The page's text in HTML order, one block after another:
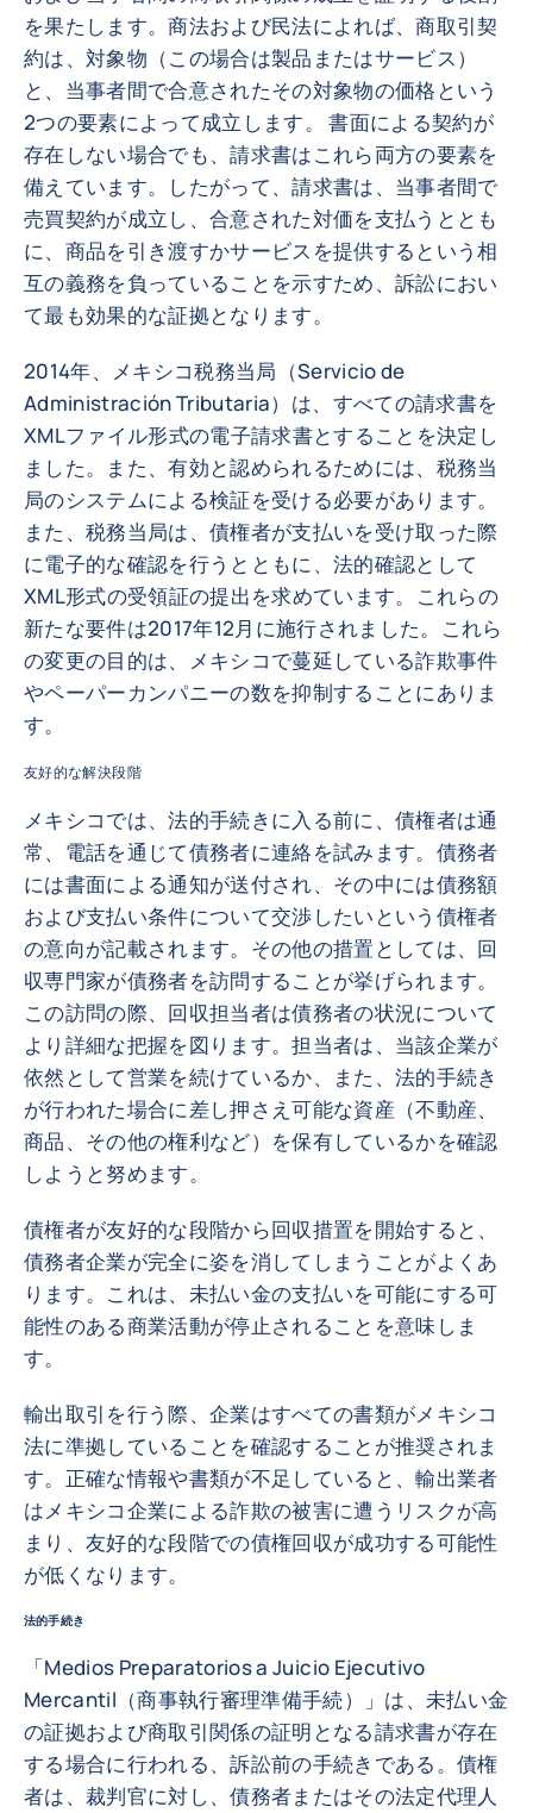
を果たします。商法および民法によれば、商取引契
約は、対象物（この場合は製品またはサービス）
と、当事者間で合意されたその対象物の価格という
2つの要素によって成立します。 書面による契約が
存在しない場合でも、請求書はこれら両方の要素を
備えています。したがって、請求書は、当事者間で
売買契約が成立し、合意された対価を支払うととも
に、商品を引き渡すかサービスを提供するという相
互の義務を負っていることを示すため、訴訟におい
て最も効果的な証拠となります。
2014年、メキシコ税務当局（Servicio de
Administración Tributaria）は、すべての請求書を
XMLファイル形式の電子請求書とすることを決定し
ました。また、有効と認められるためには、税務当
局のシステムによる検証を受ける必要があります。
また、税務当局は、債権者が支払いを受け取った際
に電子的な確認を行うとともに、法的確認として
XML形式の受領証の提出を求めています。これらの
新たな要件は2017年12月に施行されました。これら
の変更の目的は、メキシコで蔓延している詐欺事件
やペーパーカンパニーの数を抑制することにありま
す。
友好的な解決段階
メキシコでは、法的手続きに入る前に、債権者は通
常、電話を通じて債務者に連絡を試みます。債務者
には書面による通知が送付され、その中には債務額
および支払い条件について交渉したいという債権者
の意向が記載されます。その他の措置としては、回
収専門家が債務者を訪問することが挙げられます。
この訪問の際、回収担当者は債務者の状況について
より詳細な把握を図ります。担当者は、当該企業が
依然として営業を続けているか、また、法的手続き
が行われた場合に差し押さえ可能な資産（不動産、
商品、その他の権利など）を保有しているかを確認
しようと努めます。
債権者が友好的な段階から回収措置を開始すると、
債務者企業が完全に姿を消してしまうことがよくあ
ります。これは、未払い金の支払いを可能にする可
能性のある商業活動が停止されることを意味しま
す。
輸出取引を行う際、企業はすべての書類がメキシコ
法に準拠していることを確認することが推奨されま
す。正確な情報や書類が不足していると、輸出業者
はメキシコ企業による詐欺の被害に遭うリスクが高
まり、友好的な段階での債権回収が成功する可能性
が低くなります。
法的手続き
「Medios Preparatorios a Juicio Ejecutivo
Mercantil（商事執行審理準備手続）」は、未払い金
の証拠および商取引関係の証明となる請求書が存在
する場合に行われる、訴訟前の手続きである。債権
者は、裁判官に対し、債務者またはその法定代理人